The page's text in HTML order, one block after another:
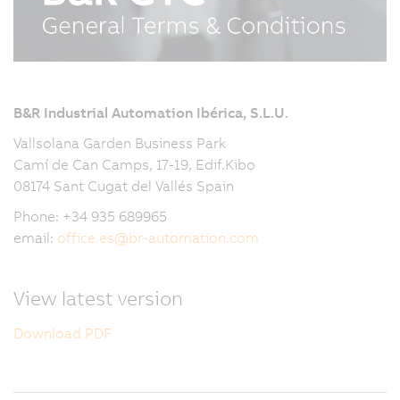
B&R Industrial Automation Ibérica, S.L.U.
Vallsolana Garden Business Park
Camí de Can Camps, 17-19, Edif.Kibo
08174 Sant Cugat del Vallés Spain
Phone: +34 935 689965
email: office.es@br-automation.com
View latest version
Download PDF